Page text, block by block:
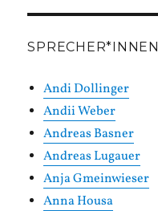
SPRECHER*INNEN
Andi Dollinger
Andii Weber
Andreas Basner
Andreas Lugauer
Anja Gmeinwieser
Anna Housa